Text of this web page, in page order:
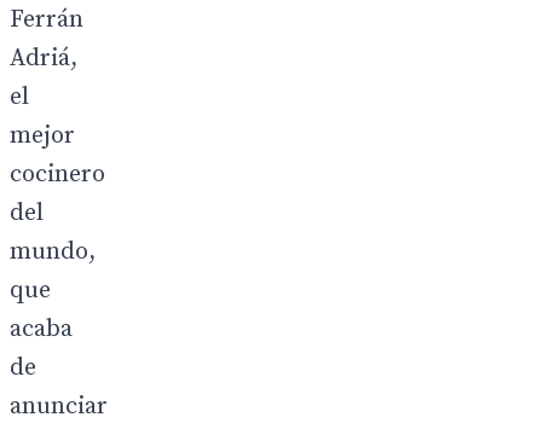
Ferrán
Adriá,
el
mejor
cocinero
del
mundo,
que
acaba
de
anunciar